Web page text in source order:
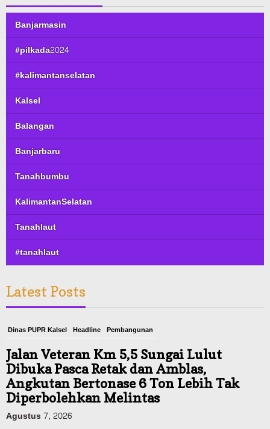
Banjarmasin
#pilkada2024
#kalimantanselatan
Kalsel
Balangan
Banjarbaru
Tanahbumbu
KalimantanSelatan
Tanahlaut
#tanahlaut
Latest Posts
Dinas PUPR Kalsel Headline Pembangunan
Jalan Veteran Km 5,5 Sungai Lulut
Dibuka Pasca Retak dan Amblas,
Angkutan Bertonase 6 Ton Lebih Tak
Diperbolehkan Melintas
Agustus 7, 2026